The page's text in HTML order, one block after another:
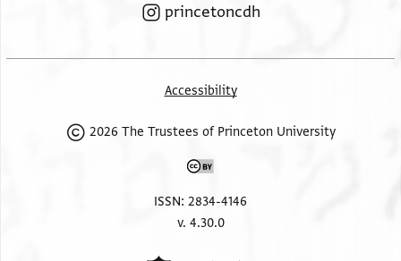
princetoncdh
Accessibility
2026 The Trustees of Princeton University
ISSN: 2834-4146
v. 4.30.0